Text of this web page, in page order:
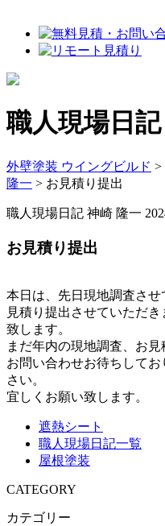
職人現場日記
外壁塗装 ウイングビルド >
隆一 > お見積り提出
職人現場日記 神崎 隆一
お見積り提出
本日は、先日現地調査さ
見積り提出させていただ
致します。
まだ年内の現地調査、お見
お問い合わせお待ちして
さい。
宜しくお願い致します。
遮熱シート
職人現場日記一覧
屋根塗装
CATEGORY
カテゴリー